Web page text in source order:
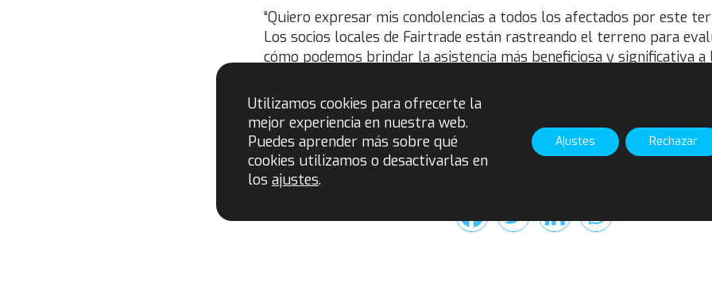
“Quiero expresar mis condolencias a todos los afectados por este
Los socios locales de Fairtrade están rastreando el terreno para
cómo podemos brindar la asistencia más beneficiosa y significativa a
Publicado originalmente en el sitio web de
2022.
Utilizamos cookies para ofrecerte la
mejor experiencia en nuestra web.
Puedes aprender más sobre qué
cookies utilizamos o desactivarlas en
los ajustes.
Rechazar
Ajustes